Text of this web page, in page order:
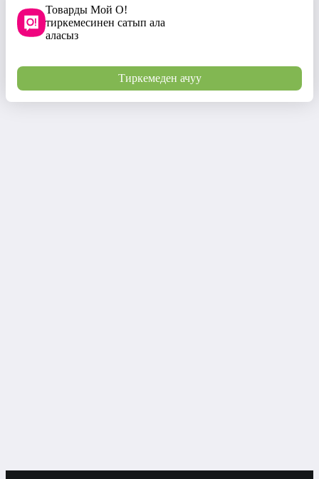
Товарды Мой О!
тиркемесинен сатып ала
аласыз
Тиркемеден ачуу